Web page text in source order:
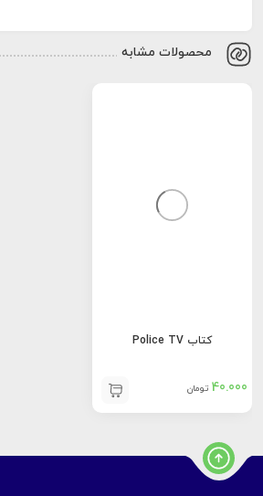
محصولات مشابه
کتاب Police TV
40.000 تومان